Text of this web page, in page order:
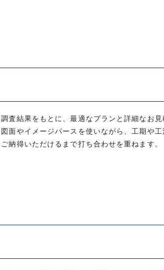
調査結果をもとに、最適なプランと詳細なお見
図面やイメージパースを使いながら、工期や工
ご納得いただけるまで打ち合わせを重ねます。